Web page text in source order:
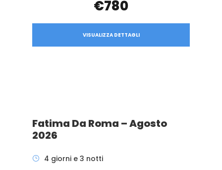
€780
VISUALIZZA DETTAGLI
Fatima Da Roma – Agosto
2026
4 giorni e 3 notti